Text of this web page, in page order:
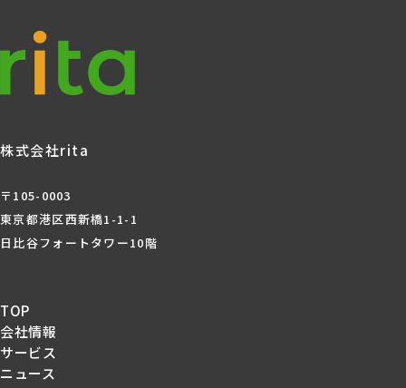
株式会社rita
〒105-0003
東京都港区西新橋1-1-1
日比谷フォートタワー10階
TOP
会社情報
サービス
ニュース